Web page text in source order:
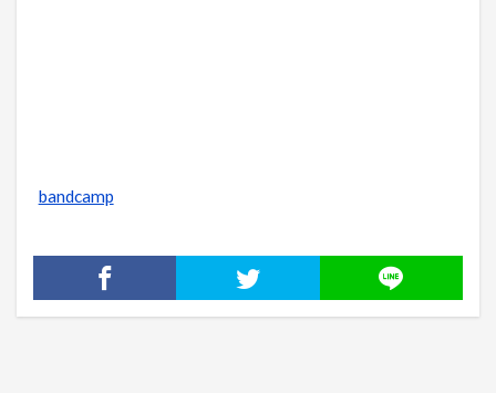
bandcamp